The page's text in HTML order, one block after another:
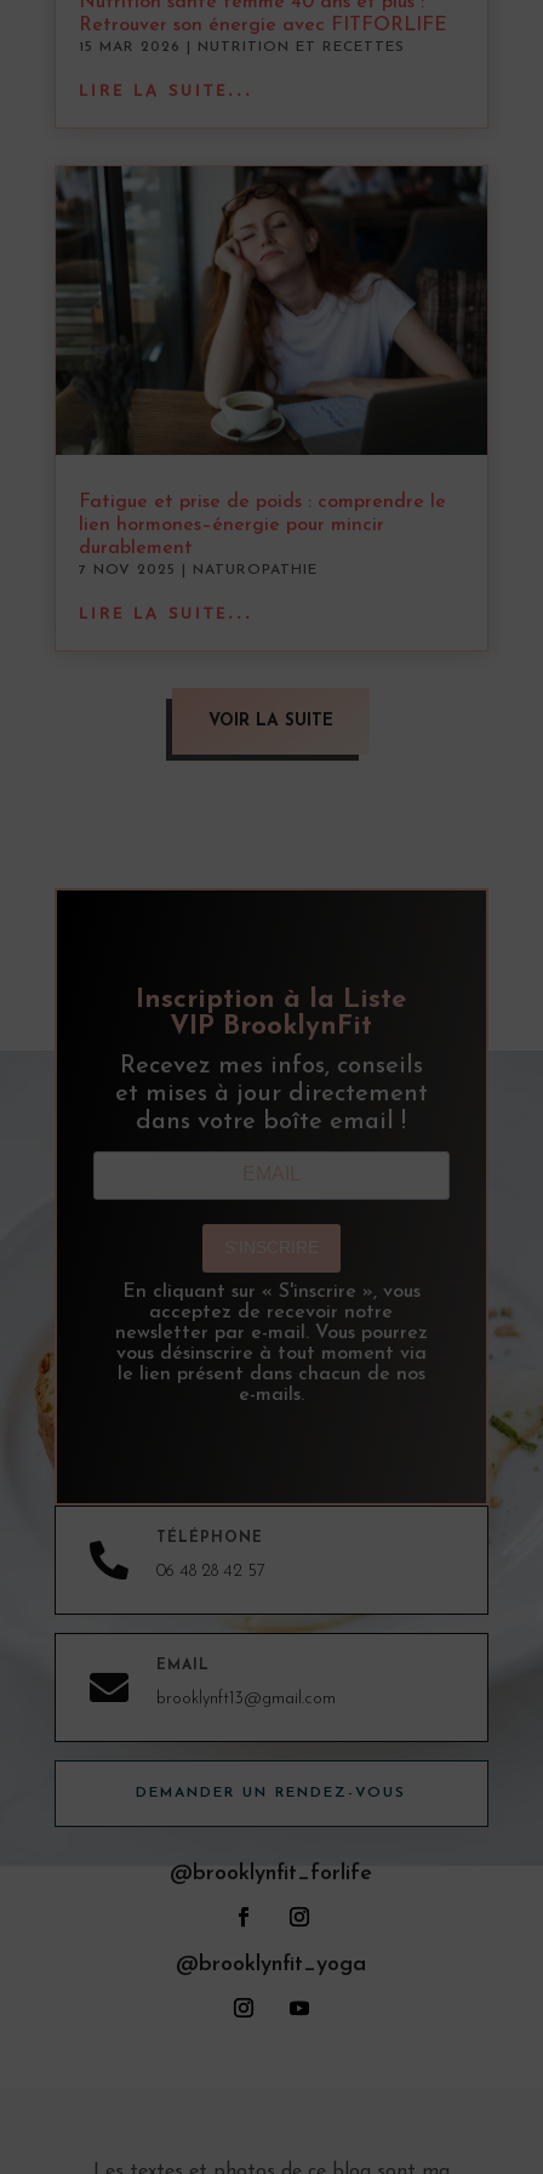
Retrouver son énergie avec FITFORLIFE
15 MAR 2026 NUTRITION ET RECETTES
LIRE LA SUITE...
Fatigue et prise de poids : comprendre le
lien hormones–énergie pour mincir
durablement
7 NOV 2025 NATUROPATHIE
LIRE LA SUITE...
VOIR LA SUITE
Inscription à la Liste
VIP BrooklynFit
Recevez mes infos, conseils
et mises à jour directement
dans votre boîte email !
En cliquant sur « S'inscrire », vous
acceptez de recevoir notre
newsletter par e-mail. Vous pourrez
vous désinscrire à tout moment via
le lien présent dans chacun de nos
e-mails.

TÉLÉPHONE
06 48 28 42 57

EMAIL
brooklynft13@gmail.com
DEMANDER UN RENDEZ-VOUS
@brooklynfit_forlife
@brooklynfit_yoga